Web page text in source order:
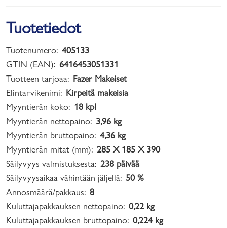
Tuotetiedot
Tuotenumero: 405133
GTIN (EAN): 6416453051331
Tuotteen tarjoaa: Fazer Makeiset
Elintarvikenimi: Kirpeitä makeisia
Myyntierän koko: 18 kpl
Myyntierän nettopaino: 3,96 kg
Myyntierän bruttopaino: 4,36 kg
Myyntierän mitat (mm): 285 X 185 X 390
Säilyvyys valmistuksesta: 238 päivää
Säilyvyysaikaa vähintään jäljellä: 50 %
Annosmäärä/pakkaus: 8
Kuluttajapakkauksen nettopaino: 0,22 kg
Kuluttajapakkauksen bruttopaino: 0,224 kg